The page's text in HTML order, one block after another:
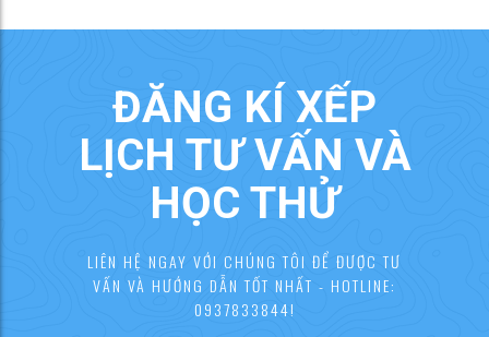
ĐĂNG KÍ XẾP
LỊCH TƯ VẤN VÀ
HỌC THỬ
LIÊN HỆ NGAY VỚI CHÚNG TÔI ĐỂ ĐƯỢC TƯ
VẤN VÀ HƯỚNG DẪN TỐT NHẤT - HOTLINE:
0937833844!